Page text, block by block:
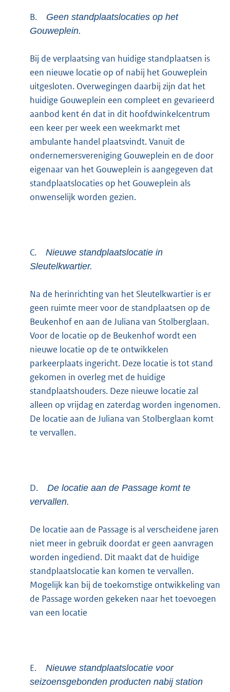
B.
Geen standplaatslocaties op het
Gouweplein.
Bij de verplaatsing van huidige standplaatsen is
een nieuwe locatie op of nabij het Gouweplein
uitgesloten. Overwegingen daarbij zijn dat het
huidige Gouweplein een compleet en gevarieerd
aanbod kent én dat in dit hoofdwinkelcentrum
een keer per week een weekmarkt met
ambulante handel plaatsvindt. Vanuit de
ondernemersvereniging Gouweplein en de door
eigenaar van het Gouweplein is aangegeven dat
standplaatslocaties op het Gouweplein als
onwenselijk worden gezien.
C.
Nieuwe standplaatslocatie in
Sleutelkwartier.
Na de herinrichting van het Sleutelkwartier is er
geen ruimte meer voor de standplaatsen op de
Beukenhof en aan de Juliana van Stolberglaan.
Voor de locatie op de Beukenhof wordt een
nieuwe locatie op de te ontwikkelen
parkeerplaats ingericht. Deze locatie is tot stand
gekomen in overleg met de huidige
standplaatshouders. Deze nieuwe locatie zal
alleen op vrijdag en zaterdag worden ingenomen.
De locatie aan de Juliana van Stolberglaan komt
te vervallen.
D.
De locatie aan de Passage komt te
vervallen.
De locatie aan de Passage is al verscheidene jaren
niet meer in gebruik doordat er geen aanvragen
worden ingediend. Dit maakt dat de huidige
standplaatslocatie kan komen te vervallen.
Mogelijk kan bij de toekomstige ontwikkeling van
de Passage worden gekeken naar het toevoegen
van een locatie
E.
Nieuwe standplaatslocatie voor
seizoensgebonden producten nabij station